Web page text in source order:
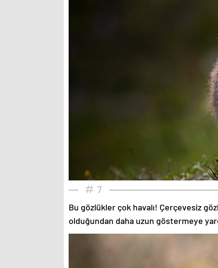
7
Bu gözlükler çok havalı! Çerçevesiz
olduğundan daha uzun göstermeye